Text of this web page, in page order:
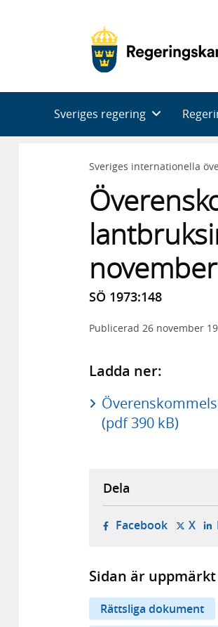
Sveriges regering
Sveriges internationella
SÖ 1973:148
Publicerad 26 november
Ladda ner:
(pdf 390 kB)
Dela
Facebook- öppnas
X-
Sidan är
Rättsliga dokument